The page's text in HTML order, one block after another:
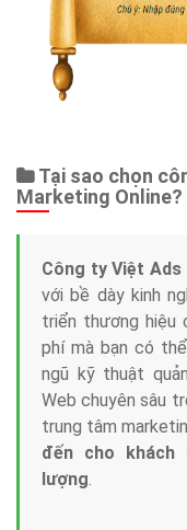
Tại sao chọn
Marketing Online?
Công ty Việt
với bề dày kinh
triển thương hiệu
phí mà bạn có
ngũ kỹ thuật
Web chuyên sâu
trung tâm
đến cho khách
lượng.